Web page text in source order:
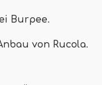
Burpee.
von Rucola.